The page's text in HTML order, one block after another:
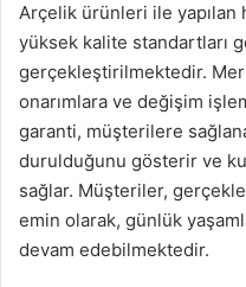
Arçelik ürünleri ile yapılan
yüksek kalite standartları
gerçekleştirilmektedir.
onarımlara ve değişim
garanti, müşterilere
durulduğunu gösterir ve
sağlar. Müşteriler,
emin olarak, günlük
devam edebilmektedir.